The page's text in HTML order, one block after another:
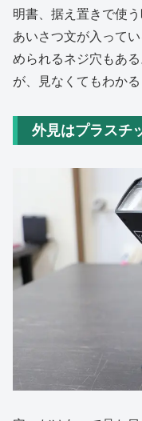
明書、据え置きで使
あいさつ文が入って
められるネジ穴もあ
が、見なくてもわか
外見はプラスチ